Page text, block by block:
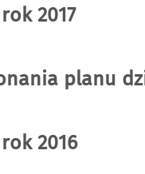
2017
planu
2016